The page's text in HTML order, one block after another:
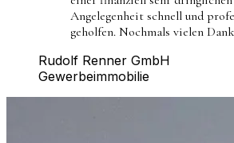
Angelegenheit schnell und
geholfen. Nochmals vielen
Rudolf Renner GmbH
Gewerbeimmobilie